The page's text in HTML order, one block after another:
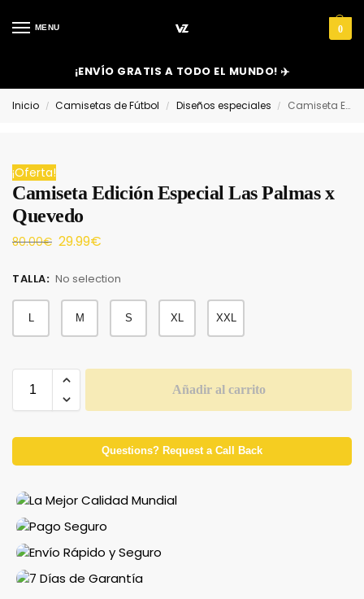
MENU 0
¡ENVÍO GRATIS A TODO EL MUNDO! ✈️
Inicio / Camisetas de Fútbol / Diseños especiales / Camiseta Edición Especial Las Palmas x Quevedo
¡Oferta!
Camiseta Edición Especial Las Palmas x
Quevedo
80.00€ 29.99€
TALLA: No selection
L M S XL XXL
Añadir al carrito
Questions? Request a Call Back